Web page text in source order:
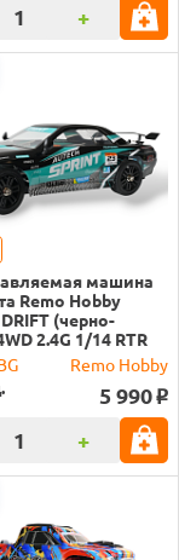
+
машина
Remo Hobby
(черно-
2.4G 1/14 RTR
Remo Hobby
5 990 o
+